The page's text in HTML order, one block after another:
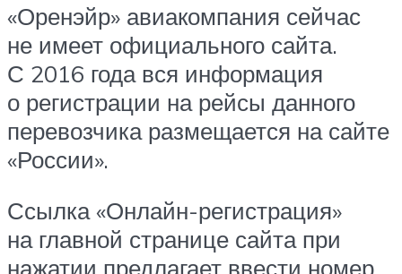
«Оренэйр» авиакомпания сейчас
не имеет официального сайта.
С 2016 года вся информация
о регистрации на рейсы данного
перевозчика размещается на сайте
«России».
Ссылка «Онлайн-регистрация»
на главной странице сайта при
нажатии предлагает ввести номер